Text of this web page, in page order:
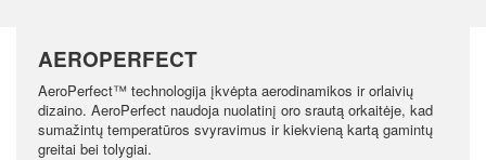
AEROPERFECT
AeroPerfect™ technologija įkvėpta aerodinamikos ir orlaivių
dizaino. AeroPerfect naudoja nuolatinį oro srautą orkaitėje, kad
sumažintų temperatūros svyravimus ir kiekvieną kartą gamintų
greitai bei tolygiai.